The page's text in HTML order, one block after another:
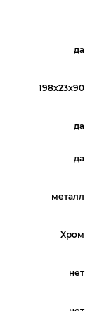
да
198x23x90
да
да
металл
Хром
нет